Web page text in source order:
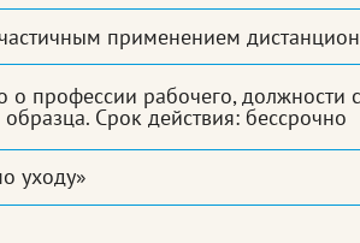
применением
о профессии рабочего, должности
образца. Срок действия: бессрочно
уходу»